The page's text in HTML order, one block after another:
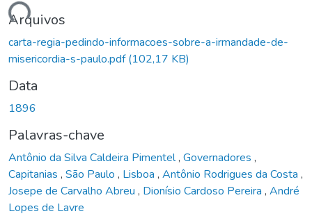
Arquivos
carta-regia-pedindo-informacoes-sobre-a-irmandade-de-
misericordia-s-paulo.pdf(102,17 KB)
Data
1896
Palavras-chave
Antônio da Silva Caldeira Pimentel, Governadores ,
Capitanias , São Paulo , Lisboa , Antônio Rodrigues da Costa ,
Josepe de Carvalho Abreu , Dionísio Cardoso Pereira , André
Lopes de Lavre